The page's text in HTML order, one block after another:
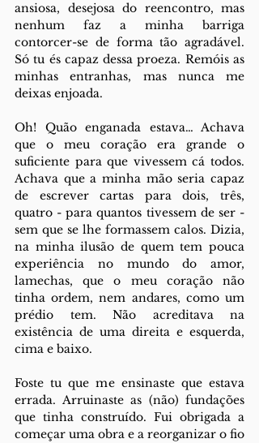
ansiosa, desejosa do reencontro, mas
nenhum faz a minha barriga
contorcer-se de forma tão agradável.
Só tu és capaz dessa proeza. Remóis as
minhas entranhas, mas nunca me
deixas enjoada.
Oh! Quão enganada estava… Achava
que o meu coração era grande o
suficiente para que vivessem cá todos.
Achava que a minha mão seria capaz
de escrever cartas para dois, três,
quatro - para quantos tivessem de ser -
sem que se lhe formassem calos. Dizia,
na minha ilusão de quem tem pouca
experiência no mundo do amor,
lamechas, que o meu coração não
tinha ordem, nem andares, como um
prédio tem. Não acreditava na
existência de uma direita e esquerda,
cima e baixo.
Foste tu que me ensinaste que estava
errada. Arruinaste as (não) fundações
que tinha construído. Fui obrigada a
começar uma obra e a reorganizar o fio